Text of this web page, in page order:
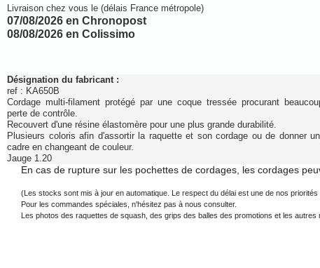
Livraison chez vous le (délais France métropole)
07/08/2026 en Chronopost
08/08/2026 en Colissimo
Désignation du fabricant :
ref : KA650B
Cordage multi-filament protégé par une coque tressée procurant
perte de contrôle.
Recouvert d'une résine élastomère pour une plus grande durabilité.
Plusieurs coloris afin d'assortir la raquette et son cordage ou de donner
cadre en changeant de couleur.
Jauge 1.20
En cas de rupture sur les pochettes de cordages, les cordages
(Les stocks sont mis à jour en automatique. Le respect du délai est une de nos
Pour les commandes spéciales, n'hésitez pas à nous consulter.
Les photos des raquettes de squash, des grips des balles des promotions et les autres